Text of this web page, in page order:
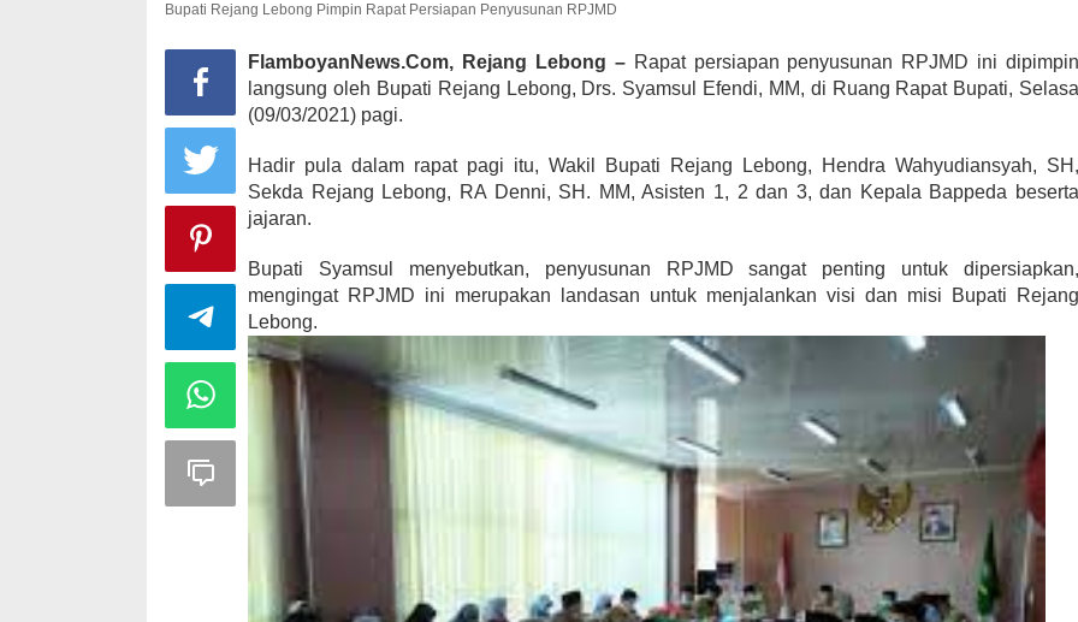
Bupati Rejang Lebong Pimpin Rapat Persiapan Penyusunan RPJMD
FlamboyanNews.Com, Rejang Lebong –Rapat persiapan penyusunan RPJMD ini dipimpin
langsung oleh Bupati Rejang Lebong, Drs. Syamsul Efendi, MM, di Ruang Rapat Bupati, Selasa
(09/03/2021) pagi.
Hadir pula dalam rapat pagi itu, Wakil Bupati Rejang Lebong, Hendra Wahyudiansyah, SH,
Sekda Rejang Lebong, RA Denni, SH. MM, Asisten 1, 2 dan 3, dan Kepala Bappeda beserta
jajaran.
Bupati Syamsul menyebutkan, penyusunan RPJMD sangat penting untuk dipersiapkan,
mengingat RPJMD ini merupakan landasan untuk menjalankan visi dan misi Bupati Rejang
Lebong.